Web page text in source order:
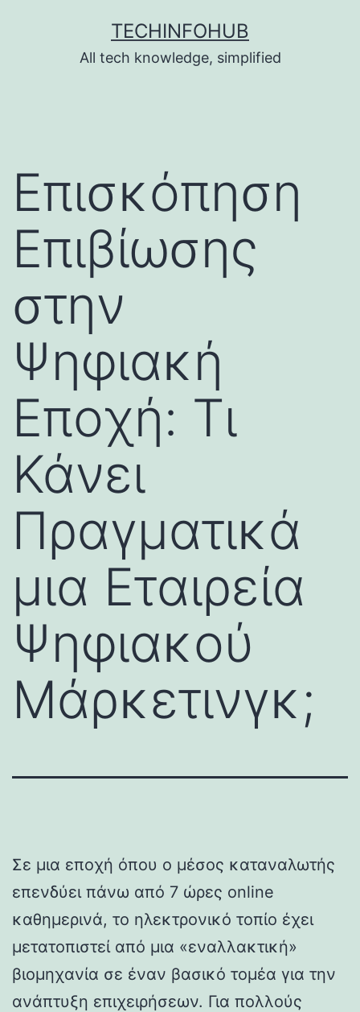
TECHINFOHUB
All tech knowledge, simplified
Επισκόπηση
Επιβίωσης
στην
Ψηφιακή
Εποχή: Τι
Κάνει
Πραγματικά
μια Εταιρεία
Ψηφιακού
Μάρκετινγκ;
Σε μια εποχή όπου ο μέσος καταναλωτής
επενδύει πάνω από 7 ώρες online
καθημερινά, το ηλεκτρονικό τοπίο έχει
μετατοπιστεί από μια «εναλλακτική»
βιομηχανία σε έναν βασικό τομέα για την
ανάπτυξη επιχειρήσεων. Για πολλούς